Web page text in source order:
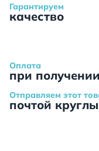
Оплата
при получении
Гарантируем
качество
Отправляем этот
почтой